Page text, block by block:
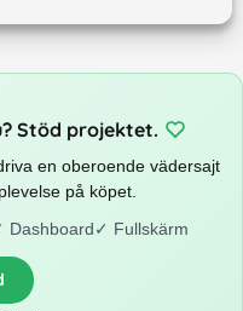
Stöd projektet.
en oberoende vädersajt
på köpet.
Dashboard✓ Fullskärm